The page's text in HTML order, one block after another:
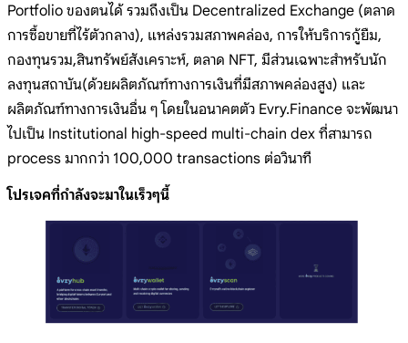
Portfolio ของตนได้ รวมถึงเป็น Decentralized Exchange (ตลาด
การซื้อขายที่ไร้ตัวกลาง), แหล่งรวมสภาพคล่อง, การให้บริการกู้ยืม,
กองทุนรวม,สินทรัพย์สังเคราะห์, ตลาด NFT, มีส่วนเฉพาะสำหรับนัก
ลงทุนสถาบัน(ด้วยผลิตภัณฑ์ทางการเงินที่มีสภาพคล่องสูง) และ
ผลิตภัณฑ์ทางการเงินอื่น ๆ โดยในอนาคตตัว Evry.Finance จะพัฒนา
ไปเป็น Institutional high-speed multi-chain dex ที่สามารถ
process มากกว่า 100,000 transactions ต่อวินาที
โปรเจคที่กำลังจะมาในเร็วๆนี้